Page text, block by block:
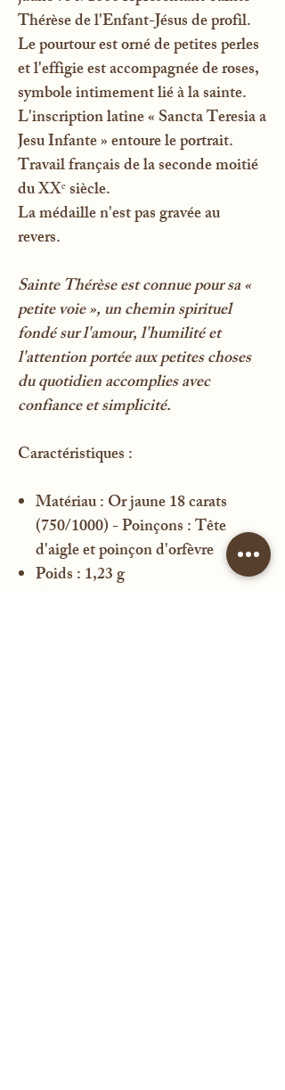
Thérèse de l'Enfant-Jésus de profil.
Le pourtour est orné de petites perles
et l'effigie est accompagnée de roses,
symbole intimement lié à la sainte.
L'inscription latine « Sancta Teresia a
Jesu Infante » entoure le portrait.
Travail français de la seconde moitié
du XXᵉ siècle.
La médaille n'est pas gravée au
revers.
Sainte Thérèse est connue pour sa «
petite voie », un chemin spirituel
fondé sur l'amour, l'humilité et
l'attention portée aux petites choses
du quotidien accomplies avec
confiance et simplicité.
Caractéristiques :
Matériau : Or jaune 18 carats
(750/1000) - Poinçons : Tête
d'aigle et poinçon d'orfèvre
Poids : 1,23 g